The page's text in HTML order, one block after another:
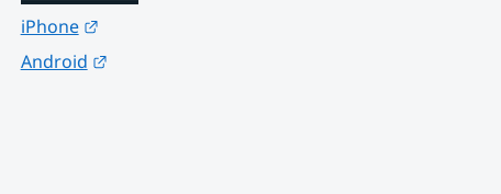
iPhone
Länk till annan webbplats.
Android
Länk till annan webbplats.